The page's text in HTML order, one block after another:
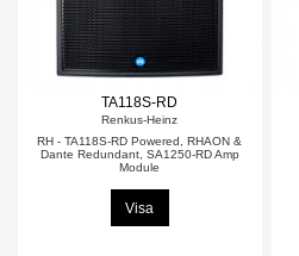
TA118S-RD
Renkus-Heinz
RH - TA118S-RD Powered, RHAON &
Dante Redundant, SA1250-RD Amp
Module
Visa